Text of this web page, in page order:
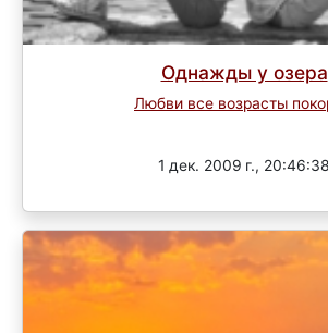
Однажды у озера
Любви все возрасты
1 дек. 2009 г., 20:46:38